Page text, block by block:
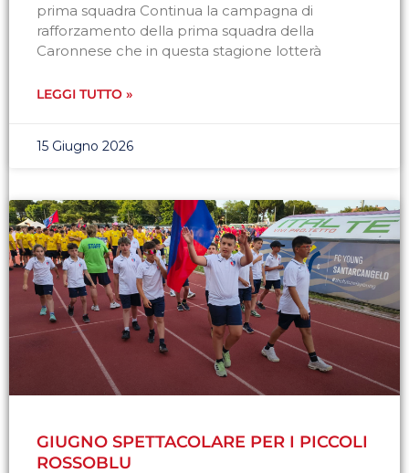
prima squadra Continua la campagna di
rafforzamento della prima squadra della
Caronnese che in questa stagione lotterà
LEGGI TUTTO »
15 Giugno 2026
GIUGNO SPETTACOLARE PER I PICCOLI
ROSSOBLU